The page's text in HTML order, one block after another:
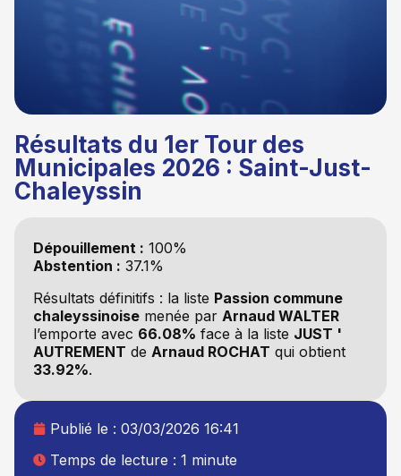
Résultats du 1er Tour des
Municipales 2026 : Saint-Just-
Chaleyssin
Dépouillement : 100%
Abstention : 37.1%
Résultats définitifs : la liste Passion commune
chaleyssinoisemenée par Arnaud WALTER
l’emporte avec 66.08% face à la liste JUST '
AUTREMENT de Arnaud ROCHAT qui obtient
33.92%.
Publié le : 03/03/2026 16:41
Temps de lecture : 1 minute